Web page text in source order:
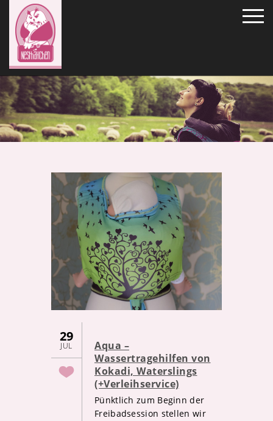
29
JUL
Aqua –
Wassertragehilfen von
Kokadi, Waterslings
(+Verleihservice)
Pünktlich zum Beginn der
Freibadsession stellen wir